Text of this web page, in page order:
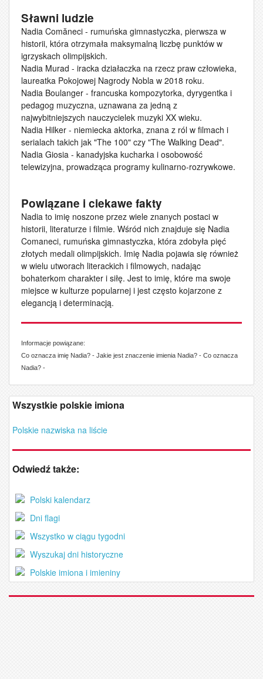
Sławni ludzie
Nadia Comăneci - rumuńska gimnastyczka, pierwsza w
historii, która otrzymała maksymalną liczbę punktów w
igrzyskach olimpijskich.
Nadia Murad - iracka działaczka na rzecz praw człowieka,
laureatka Pokojowej Nagrody Nobla w 2018 roku.
Nadia Boulanger - francuska kompozytorka, dyrygentka i
pedagog muzyczna, uznawana za jedną z
najwybitniejszych nauczycielek muzyki XX wieku.
Nadia Hilker - niemiecka aktorka, znana z ról w filmach i
serialach takich jak "The 100" czy "The Walking Dead".
Nadia Giosia - kanadyjska kucharka i osobowość
telewizyjna, prowadząca programy kulinarno-rozrywkowe.
Powiązane i ciekawe fakty
Nadia to imię noszone przez wiele znanych postaci w
historii, literaturze i filmie. Wśród nich znajduje się Nadia
Comaneci, rumuńska gimnastyczka, która zdobyła pięć
złotych medali olimpijskich. Imię Nadia pojawia się również
w wielu utworach literackich i filmowych, nadając
bohaterkom charakter i siłę. Jest to imię, które ma swoje
miejsce w kulturze popularnej i jest często kojarzone z
elegancją i determinacją.
Informacje powiązane:
Co oznacza imię Nadia? - Jakie jest znaczenie imienia Nadia? - Co oznacza
Nadia? -
Wszystkie polskie imiona
Polskie nazwiska na liście
Odwiedź także:
Polski kalendarz
Dni flagi
Wszystko w ciągu tygodni
Wyszukaj dni historyczne
Polskie imiona i imieniny